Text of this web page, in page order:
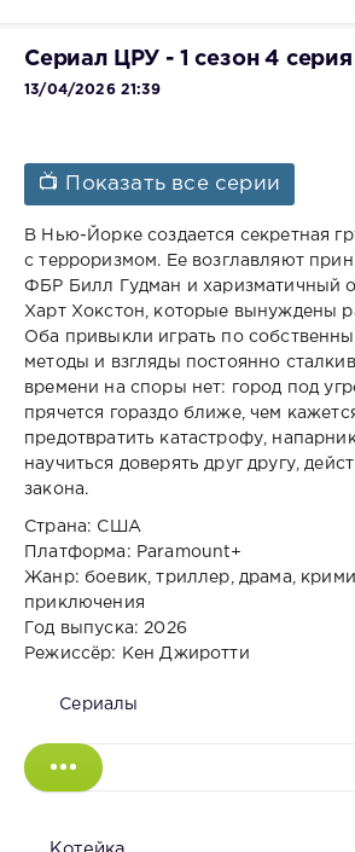
Сериал ЦРУ - 1 сезон 4
13/04/2026 21:39
📺 Показать все серии
В Нью-Йорке создается секретная
с терроризмом. Ее возглавляют
ФБР Билл Гудман и харизматичный
Харт Хокстон, которые вынуждены
Оба привыкли играть по
методы и взгляды постоянно
времени на споры нет: город под
прячется гораздо ближе, чем
предотвратить катастрофу,
научиться доверять друг другу,
закона.
Страна: США
Платформа: Paramount+
Жанр: боевик, триллер, драма,
приключения
Год выпуска: 2026
Режиссёр: Кен Джиротти
Сериалы